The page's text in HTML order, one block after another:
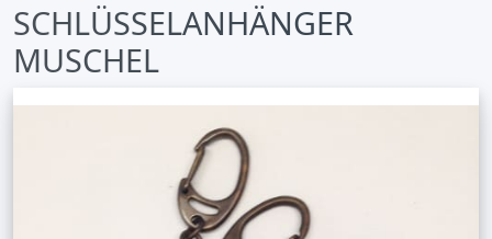
SCHLÜSSELANHÄNGER
MUSCHEL